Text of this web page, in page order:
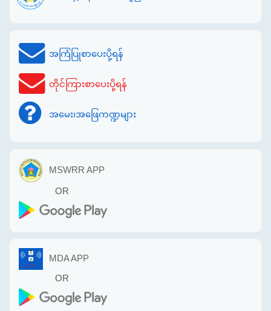
အကြံပြုစာပေးပို့ရန်
တိုင်ကြားစာပေးပို့ရန်
အမေး၊အဖြေကဏ္ဍများ
MSWRR APP
OR
MDA APP
OR